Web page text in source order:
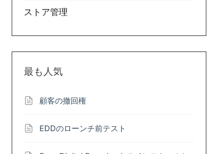
ストア管理
最も人気
顧客の撤回権
EDDのローンチ前テスト